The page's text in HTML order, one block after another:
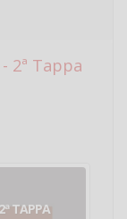
2ª Tappa
TAPPA